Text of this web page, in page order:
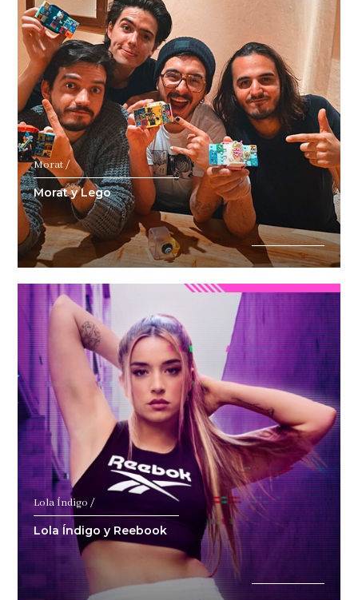
Morat /
Morat y Lego
Lola Índigo /
Lola Índigo y Reebook